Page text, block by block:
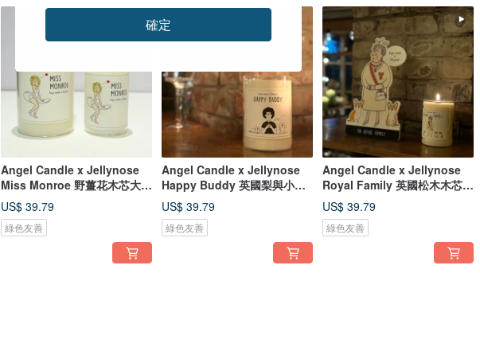
Angel Candle x Jellynose
Miss Monroe 野薑花木芯大豆
蠟燭
US$ 39.79
綠色友善
Angel Candle x Jellynose
Happy Buddy 英國梨與小蒼
蘭木芯蠟燭
US$ 39.79
綠色友善
Angel Candle x Jellynose
Royal Family 英國松木木芯大
豆蠟燭
US$ 39.79
綠色友善
確定